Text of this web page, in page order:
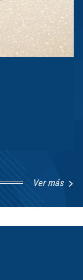
Ver más